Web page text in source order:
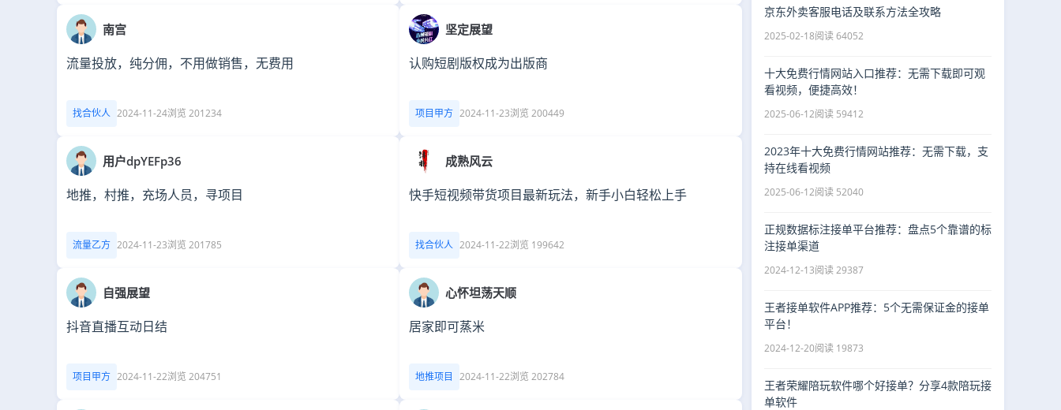
南宫
流量投放，纯分佣，不用做销售，无费用
找合伙人 2024-11-24浏览 201234
坚定展望
认购短剧版权成为出版商
项目甲方 2024-11-23浏览 200449
用户dpYEFp36
地推，村推，充场人员，寻项目
流量乙方 2024-11-23浏览 201785
成熟风云
快手短视频带货项目最新玩法，新手小白轻松上手
找合伙人 2024-11-22浏览 199642
自强展望
抖音直播互动日结
项目甲方 2024-11-22浏览 204751
心怀坦荡天顺
居家即可蒸米
地推项目 2024-11-22浏览 202784
京东外卖客服电话及联系方法全攻略
2025-02-18阅读 64052
十大免费行情网站入口推荐：无需下载即可观
看视频，便捷高效！
2025-06-12阅读 59412
2023年十大免费行情网站推荐：无需下载，支
持在线看视频
2025-06-12阅读 52040
正规数据标注接单平台推荐：盘点5个靠谱的标
注接单渠道
2024-12-13阅读 29387
王者接单软件APP推荐：5个无需保证金的接单
平台！
2024-12-20阅读 19873
王者荣耀陪玩软件哪个好接单？分享4款陪玩接
单软件